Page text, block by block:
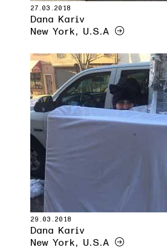
27.03.2018
Dana Kariv
New York, U.S.A
29.03.2018
Dana Kariv
New York, U.S.A